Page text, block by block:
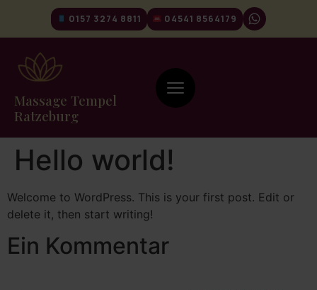
0157 3274 8811 04541 8564179
Massage Tempel
Ratzeburg
Hello world!
Welcome to WordPress. This is your first post. Edit or
delete it, then start writing!
Ein Kommentar